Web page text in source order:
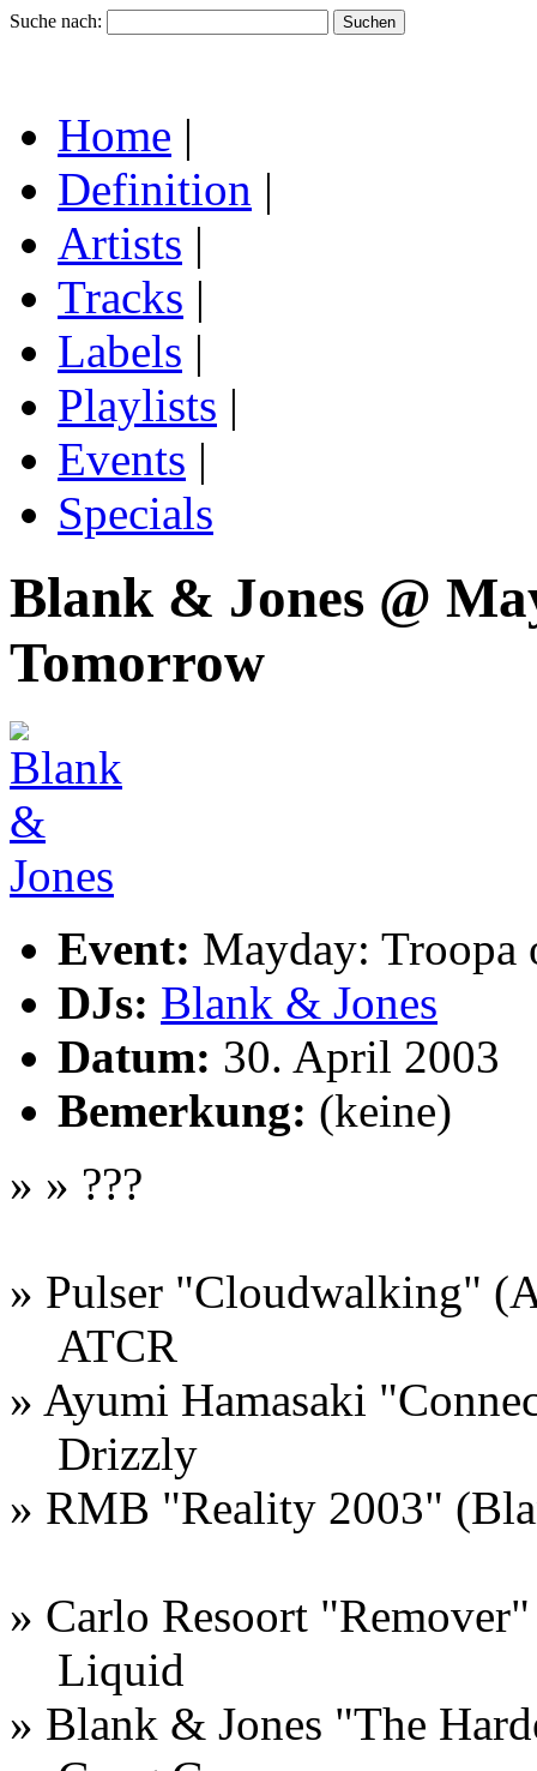
Suche nach:
Home |
Definition |
Artists |
Tracks |
Labels |
Playlists |
Events |
Specials
Blank & Jones @
Tomorrow
Event: Mayday: Troopa
DJs: Blank & Jones
Datum: 30. April 2003
Bemerkung: (keine)
» » ???
» Pulser "Cloudwalking"
ATCR
» Ayumi Hamasaki
Drizzly
» RMB "Reality 2003"
» Carlo Resoort
Liquid
» Blank & Jones "The